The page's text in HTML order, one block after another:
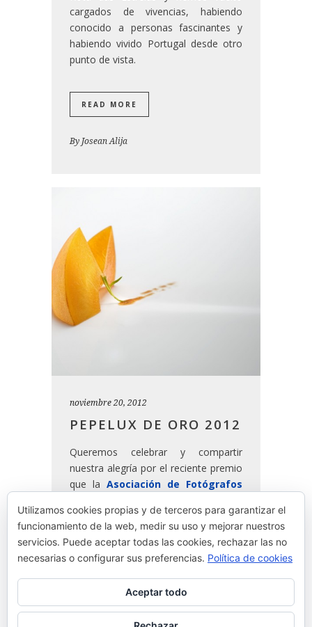
cargados de vivencias, habiendo
conocido a personas fascinantes y
habiendo vivido Portugal desde otro
punto de vista.
READ MORE
By Josean Alija
noviembre 20, 2012
PEPELUX DE ORO 2012
Queremos celebrar y compartir
nuestra alegría por el reciente premio
que la Asociación de Fotógrafos
entregado a José Luis López de
Zubiria , Pepelu,por las fotografías
que ha hecho a nuestros platos.
READ MORE
Utilizamos cookies propias y de terceros para garantizar el
funcionamiento de la web, medir su uso y mejorar nuestros
servicios. Puede aceptar todas las cookies, rechazar las no
necesarias o configurar sus preferencias. Política de cookies
Aceptar todo